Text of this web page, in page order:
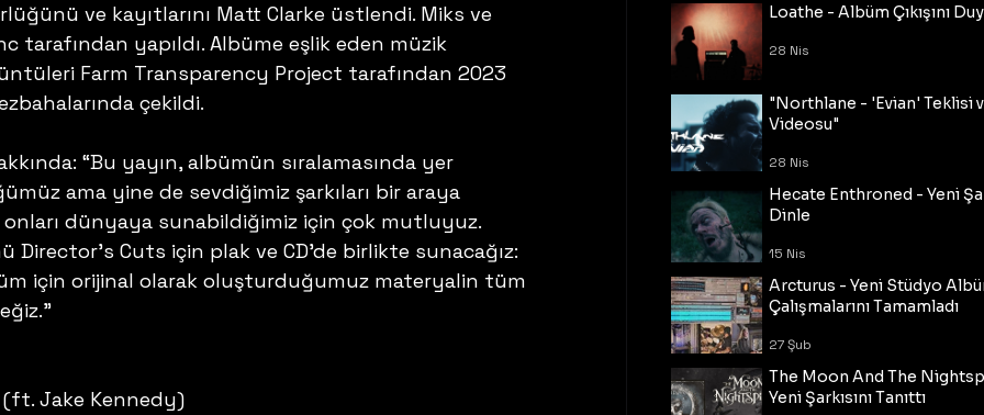
ve kayıtlarını Matt Clarke üstlendi. Miks ve
tarafından yapıldı. Albüme eşlik eden müzik
Farm Transparency Project tarafından 2023
çekildi.
“Bu yayın, albümün sıralamasında yer
ama yine de sevdiğimiz şarkıları bir araya
dünyaya sunabildiğimiz için çok mutluyuz.
Director’s Cuts için plak ve CD’de birlikte sunacağız:
için orijinal olarak oluşturduğumuz materyalin tüm
(ft. Jake Kennedy)
Loathe - Albüm Çıkışını
28 Nis
"Northlane - 'Evian' Teklisi
Videosu"
28 Nis
Hecate Enthroned - Yeni
Dinle
15 Nis
Arcturus - Yeni Stüdyo
Çalışmalarını Tamamladı
27 Şub
The Moon And The
Yeni Şarkısını Tanıttı